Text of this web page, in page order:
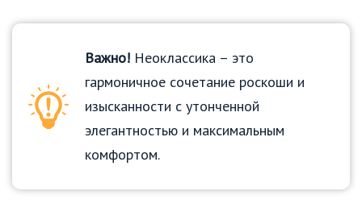
Важно! Неоклассика – это
гармоничное сочетание роскоши и
изысканности с утонченной
элегантностью и максимальным
комфортом.